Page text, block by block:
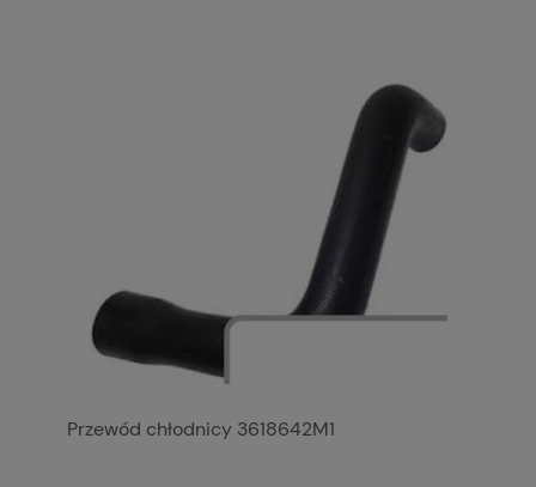
Przewód chłodnicy 3618642M1